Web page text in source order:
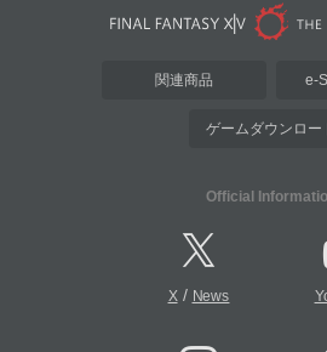
関連商品 e-
ゲームダウンロー
Official
X/ News